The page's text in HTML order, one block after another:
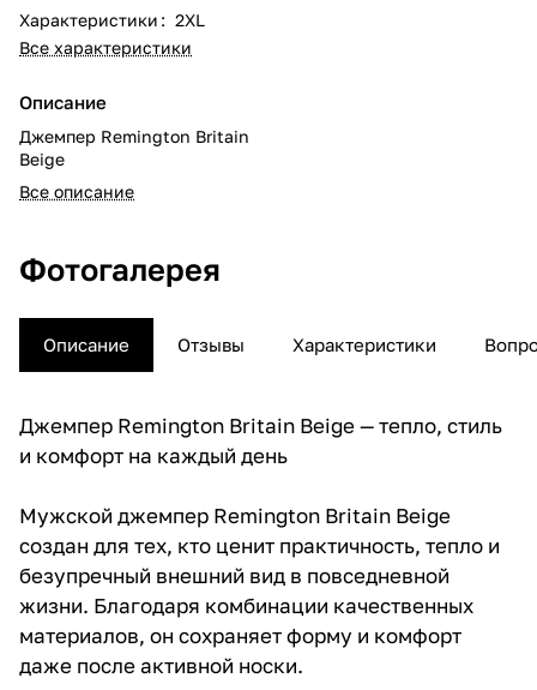
Характеристики : 2XL
Все характеристики
Описание
Джемпер Remington Britain
Beige
Все описание
Фотогалерея
Описание Отзывы Характеристики
Джемпер Remington Britain Beige — тепло, стиль
и комфорт на каждый день
Мужской джемпер Remington Britain Beige
создан для тех, кто ценит практичность, тепло и
безупречный внешний вид в повседневной
жизни. Благодаря комбинации качественных
материалов, он сохраняет форму и комфорт
даже после активной носки.